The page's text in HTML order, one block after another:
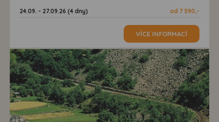
24.09. - 27.09.26 (4 dny) od 7 590,-
VÍCE INFORMACÍ